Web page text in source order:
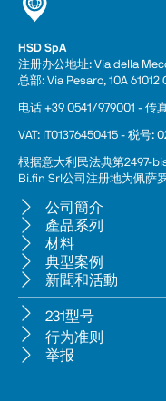
HSD SpA
注册办公地址: Via della
总部: Via Pesaro, 10A 61012
电话 +39 0541/979001 - 传
VAT: IT01376450415 - 税号:
根据意大利民法典第2497-
Bi.fin Srl公司注册地为佩萨
公司簡介
產品系列
材料
典型案例
新聞和活動
231型号
行为准则
举报